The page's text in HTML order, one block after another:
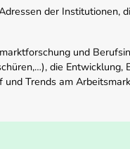
der
und
die
Trends am